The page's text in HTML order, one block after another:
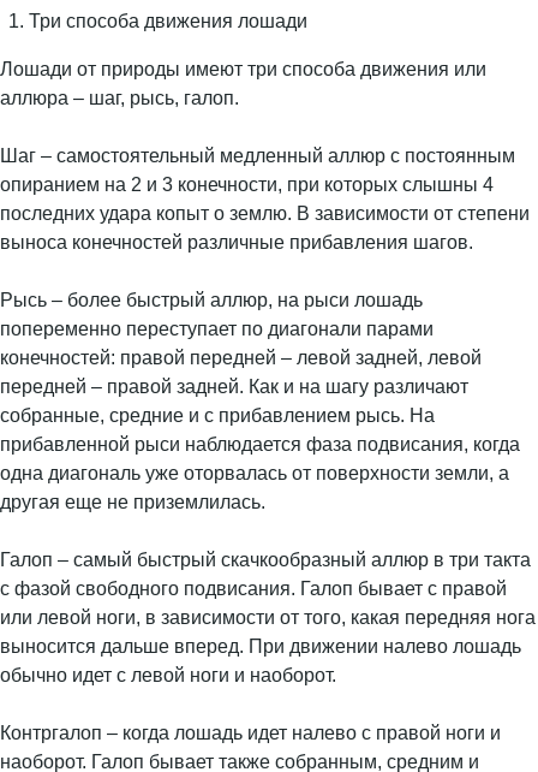
Три способа движения лошади
Лошади от природы имеют три способа движения или
аллюра – шаг, рысь, галоп.
Шаг – самостоятельный медленный аллюр с постоянным
опиранием на 2 и 3 конечности, при которых слышны 4
последних удара копыт о землю. В зависимости от степени
выноса конечностей различные прибавления шагов.
Рысь – более быстрый аллюр, на рыси лошадь
попеременно переступает по диагонали парами
конечностей: правой передней – левой задней, левой
передней – правой задней. Как и на шагу различают
собранные, средние и с прибавлением рысь. На
прибавленной рыси наблюдается фаза подвисания, когда
одна диагональ уже оторвалась от поверхности земли, а
другая еще не приземлилась.
Галоп – самый быстрый скачкообразный аллюр в три такта
с фазой свободного подвисания. Галоп бывает с правой
или левой ноги, в зависимости от того, какая передняя нога
выносится дальше вперед. При движении налево лошадь
обычно идет с левой ноги и наоборот.
Контргалоп – когда лошадь идет налево с правой ноги и
наоборот. Галоп бывает также собранным, средним и